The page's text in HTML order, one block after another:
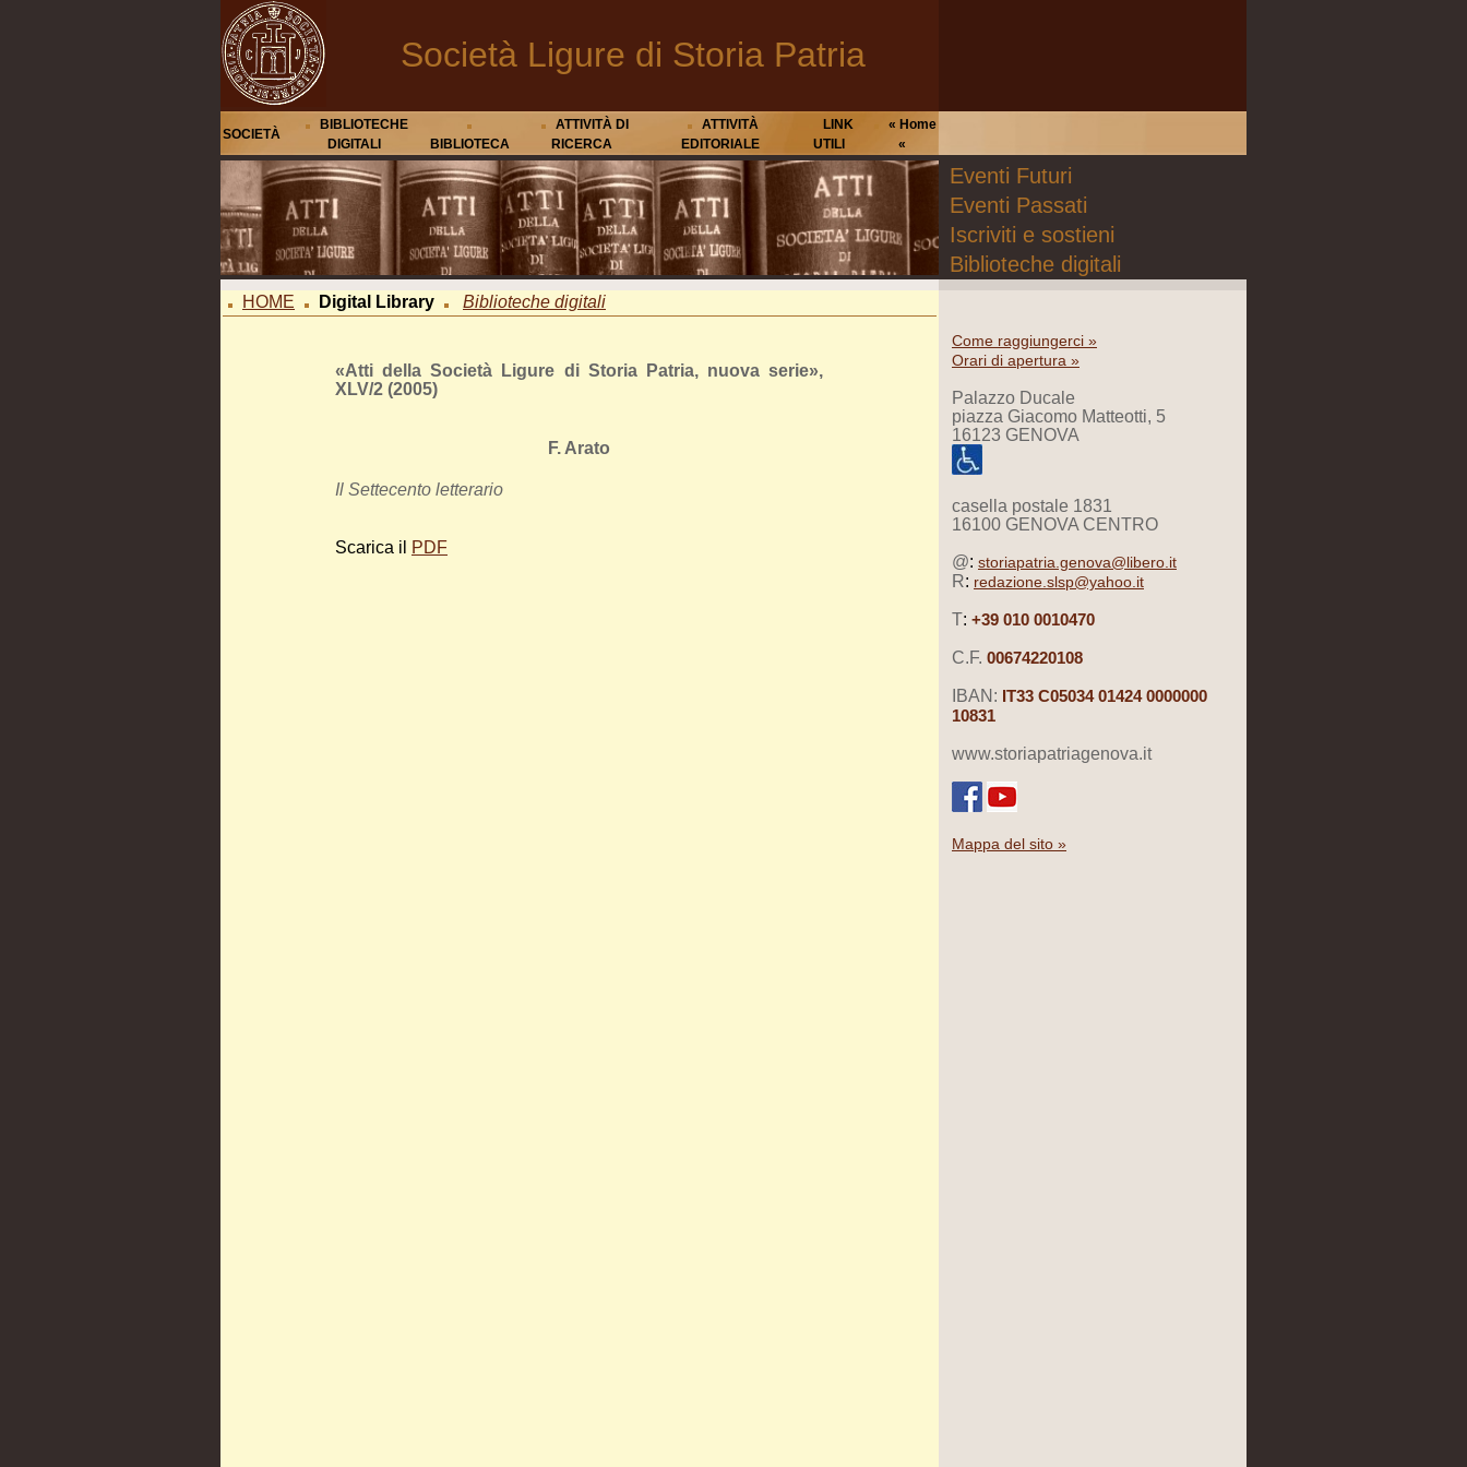
Società Ligure di Storia Patria
SOCIETÀ
BIBLIOTECHE
DIGITALI
BIBLIOTECA
ATTIVITÀ DI
RICERCA
ATTIVITÀ
EDITORIALE
LINK
UTILI
« Home
«
Eventi Futuri
Eventi Passati
Iscriviti e sostieni
Biblioteche digitali
HOME Digital Library Biblioteche digitali
«Atti della Società Ligure di Storia Patria, nuova serie»,
XLV/2 (2005)
F. Arato
Il Settecento letterario
Scarica il PDF
Come raggiungerci »
Orari di apertura »
Palazzo Ducale
piazza Giacomo Matteotti, 5
16123 GENOVA
casella postale 1831
16100 GENOVA CENTRO
@: storiapatria.genova@libero.it
R: redazione.slsp@yahoo.it
T: +39 010 0010470
C.F. 00674220108
IBAN: IT33 C05034 01424 0000000
10831
www.storiapatriagenova.it
Mappa del sito »